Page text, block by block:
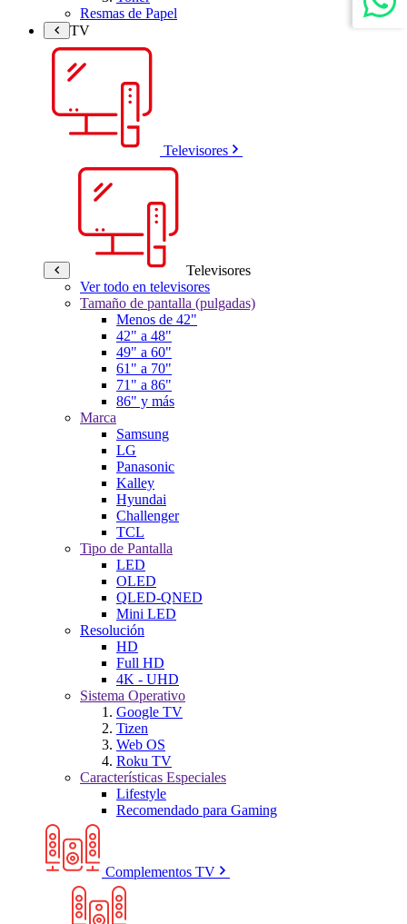
Resmas de Papel
TV
Televisores
Televisores
Ver todo en televisores
Tamaño de pantalla (pulgadas)
Menos de 42"
42" a 48"
49" a 60"
61" a 70"
71" a 86"
86" y más
Marca
Samsung
LG
Panasonic
Kalley
Hyundai
Challenger
TCL
Tipo de Pantalla
LED
OLED
QLED-QNED
Mini LED
Resolución
HD
Full HD
4K - UHD
Sistema Operativo
Google TV
Tizen
Web OS
Roku TV
Características Especiales
Lifestyle
Recomendado para Gaming
Complementos TV